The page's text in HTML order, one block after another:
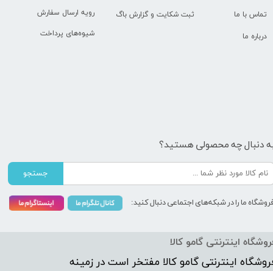
اینترنتی گامو کالا
اینترنتی گامو کالا مفتخر است در زمینه
رویه ارسال سفارش
شیوه‌های پرداخت
ثبت شکایت و گزارش باگ تماس با ما
درباره ما
دنبال چه محصولی هستید؟
جستجو
ما را در شبکه‌های اجتماعی دنبال کنید: